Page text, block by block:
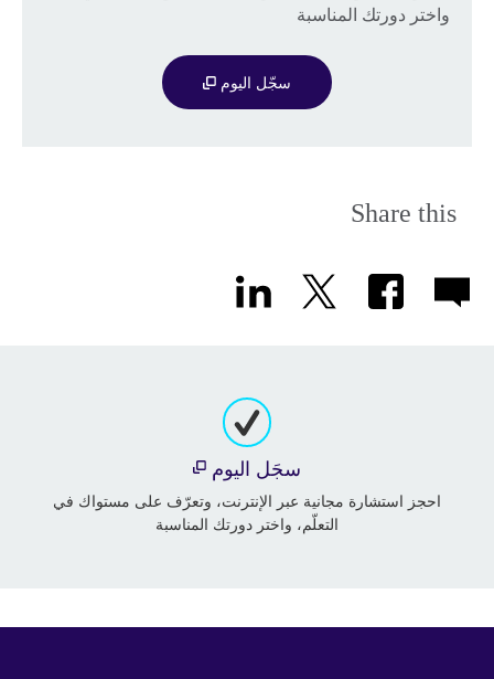
واختر دورتك المناسبة
سجّل اليوم
Share this
سجَل اليوم
احجز استشارة مجانية عبر الإنترنت، وتعرّف على مستواك في
التعلّم، واختر دورتك المناسبة